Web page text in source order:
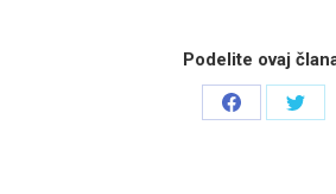
Podelite ovaj
Share
Share